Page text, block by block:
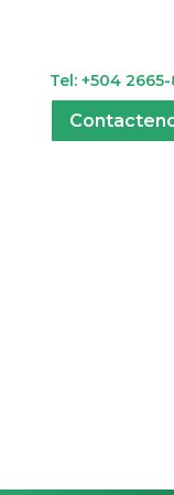
Tel: +504